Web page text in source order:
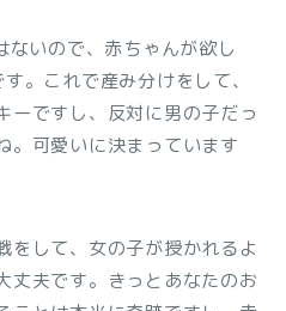
いので、赤ちゃんが欲し
。これで産み分けをして、
ーですし、反対に男の子だっ
。可愛いに決まっています
をして、女の子が授かれるよ
丈夫です。きっとあなたのお